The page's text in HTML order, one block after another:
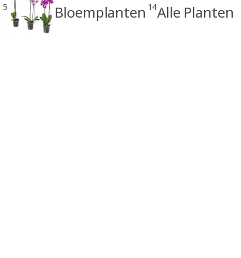
5 Bloemplanten 14Alle Planten